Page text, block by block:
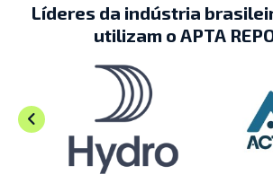
Líderes da indústria
utilizam o APTA